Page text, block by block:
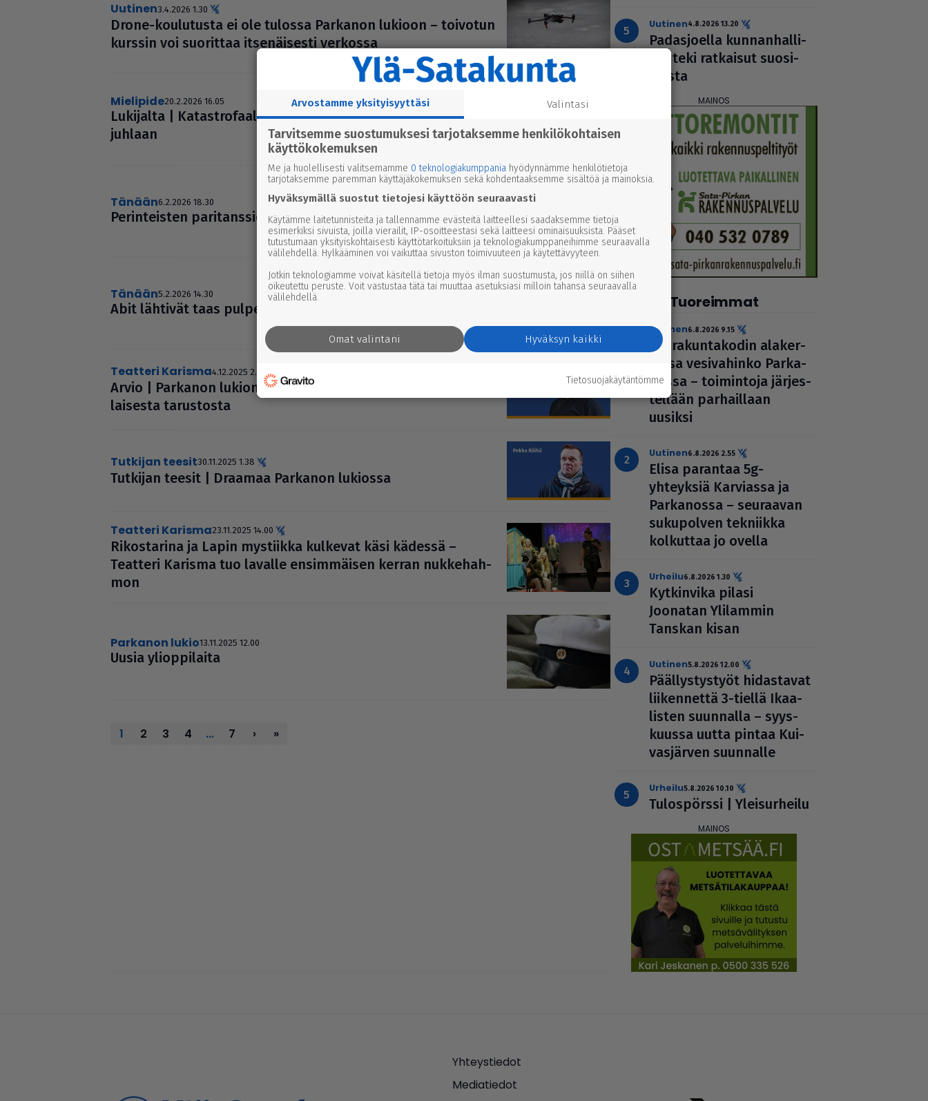
uutinen3.4.2026 1.30
Drone-kou­lu­tusta ei ole tulossa Parkanon lukioon – toivotun
kurssin voi suorittaa itse­näi­sesti verkossa
mielipide20.2.2026 16.05
Lukijalta | Katast­ro­faa­li­nen viikko täynnä odotusta huipentui
juhlaan
Tänään6.2.2026 18.30
Perin­teis­ten pari­tans­sien loistoa Kaarnan lii­kun­ta­sa­lissa
Tänään5.2.2026 14.30
Abit lähtivät taas pulpetti sauhuten luku­lo­malle
Teatteri Karisma4.12.2025 2.33
Arvio | Parkanon lukion musiik­ki­näy­telmä ammentaa saa­me­
lai­sesta tarus­tosta
Tutkijan teesit30.11.2025 1.38
Tutkijan teesit | Draamaa Parkanon lukiossa
Teatteri Karisma23.11.2025 14.00
Rikos­ta­rina ja Lapin mystiikka kulkevat käsi kädessä –
Teatteri Karisma tuo lavalle ensim­mäi­sen kerran nuk­ke­hah­
mon
Parkanon lukio13.11.2025 12.00
Uusia yli­op­pi­laita
1 2 3 4 ... 7 › »
uutinen4.8.2026 13.20
Padas­jo­ella kun­nan­hal­li­
tus teki ratkaisut suo­si­
keista
Tuoreimmat
uutinen6.8.2026 9.15
Seu­ra­kun­ta­ko­din ala­ker­
rassa vesi­va­hinko Par­ka­
nossa – toi­min­toja jär­jes­
tel­lään par­hail­laan
uusiksi
uutinen6.8.2026 2.55
Elisa parantaa 5g-
yhteyksiä Karviassa ja
Par­ka­nossa – seuraavan
suku­pol­ven tekniikka
kolkuttaa jo ovella
urheilu6.8.2026 1.30
Kyt­kin­vika pilasi
Joonatan Ylilammin
Tanskan kisan
uutinen5.8.2026 12.00
Pääl­lys­tys­työt hidas­ta­vat
lii­ken­nettä 3-tiellä Ikaa­
lis­ten suunnalla – syys­
kuussa uutta pintaa Kui­
vas­jär­ven suunnalle
urheilu5.8.2026 10.10
Tulos­pörssi | Ylei­sur­heilu
Yhteystiedot
Mediatiedot
Arvostamme yksityisyyttäsi Valintasi
Tarvitsemme suostumuksesi tarjotaksemme henkilökohtaisen
käyttökokemuksen
Me ja huolellisesti valitsemamme 0 teknologiakumppania hyödynnämme henkilötietoja
tarjotaksemme paremman käyttäjäkokemuksen sekä kohdentaaksemme sisältöä ja mainoksia.
Hyväksymällä suostut tietojesi käyttöön seuraavasti
Käytämme laitetunnisteita ja tallennamme evästeitä laitteellesi saadaksemme tietoja
esimerkiksi sivuista, joilla vierailit, IP-osoitteestasi sekä laitteesi ominaisuuksista. Pääset
tutustumaan yksityiskohtaisesti käyttötarkoituksiin ja teknologiakumppaneihimme seuraavalla
välilehdellä. Hylkääminen voi vaikuttaa sivuston toimivuuteen ja käytettävyyteen.
Jotkin teknologiamme voivat käsitellä tietoja myös ilman suostumusta, jos niillä on siihen
oikeutettu peruste. Voit vastustaa tätä tai muuttaa asetuksiasi milloin tahansa seuraavalla
välilehdellä.
Hyväksyn kaikki
Omat valintani
Tietosuojakäytäntömme